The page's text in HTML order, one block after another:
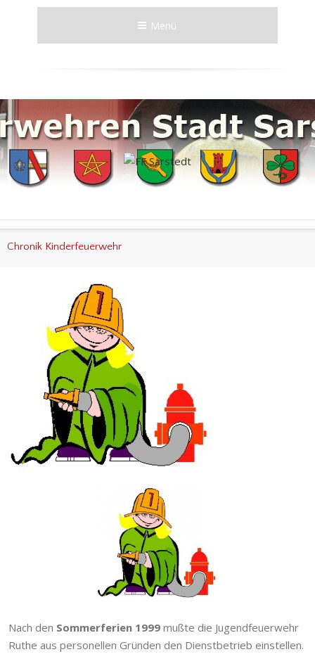
Menü
Chronik Kinderfeuerwehr
Nach den Sommerferien 1999 mußte die Jugendfeuerwehr
Ruthe aus personellen Gründen den Dienstbetrieb einstellen.